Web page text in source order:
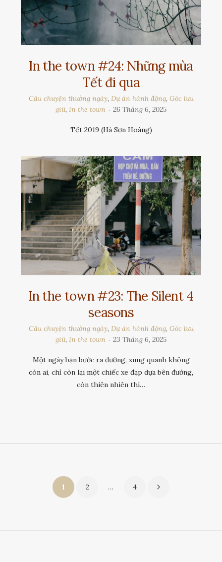
In the town #24: Những mùa
Tết đi qua
Câu chuyện thường ngày, Dự án hành động, Góc lưu
giữ, In the town 26 Tháng 6, 2025
Tết 2019 (Hà Sơn Hoàng)
In the town #23: The Silent 4
seasons
Câu chuyện thường ngày, Dự án hành động, Góc lưu
giữ, In the town 23 Tháng 6, 2025
Một ngày bạn bước ra đường, xung quanh không
còn ai, chỉ còn lại một chiếc xe đạp dựa bên đường,
còn thiên nhiên thì…
1 2 … 4